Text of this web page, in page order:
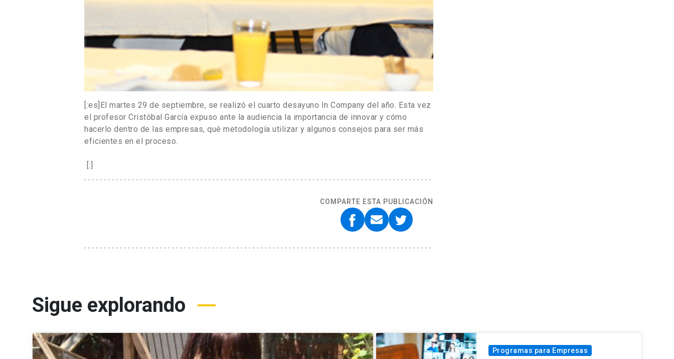
[:es]El martes 29 de septiembre, se realizó el cuarto desayuno In Company del año. Esta vez
el profesor Cristóbal García expuso ante la audiencia la importancia de innovar y cómo
hacerlo dentro de las empresas, qué metodología utilizar y algunos consejos para ser más
eficientes en el proceso.
[:]
COMPARTE ESTA PUBLICACIÓN
Sigue explorando
Programas para Empresas